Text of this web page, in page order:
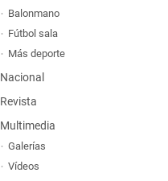
Balonmano
Fútbol sala
Más deporte
Nacional
Revista
Multimedia
Galerías
Vídeos